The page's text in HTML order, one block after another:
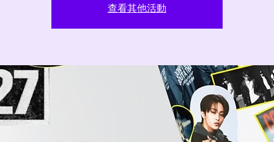
查看其他活動